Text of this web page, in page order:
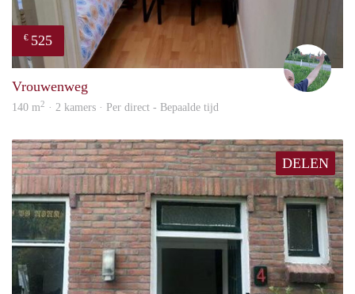
€ 525
Vrouwenweg
140 m2 · 2 kamers · Per direct - Bepaalde tijd
DELEN